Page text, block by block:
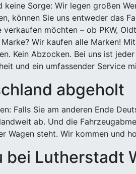
keine Sorge: Wir legen großen
können Sie uns entweder das
verkaufen möchten – ob PKW,
Wir kaufen alle Marken!
Kein Abzocken. Bei uns ist
und ein umfassender Service
abgeholt
Falls Sie am anderen Ende
ab. Und die
Wagen steht. Wir kommen und
bei Lutherstadt